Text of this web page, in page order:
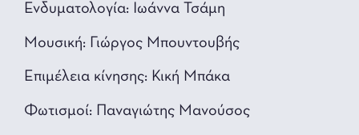
Ενδυματολογία: Ιωάννα Τσάμη
Μουσική: Γιώργος Μπουντουβής
Επιμέλεια κίνησης: Κική Μπάκα
Φωτισμοί: Παναγιώτης Μανούσος